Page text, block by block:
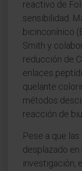
reactivo de
sensibilidad.
bicinconínico
Smith y
reducción de
enlaces
quelante
métodos
reacción de
Pese a que
desplazado
investigación,